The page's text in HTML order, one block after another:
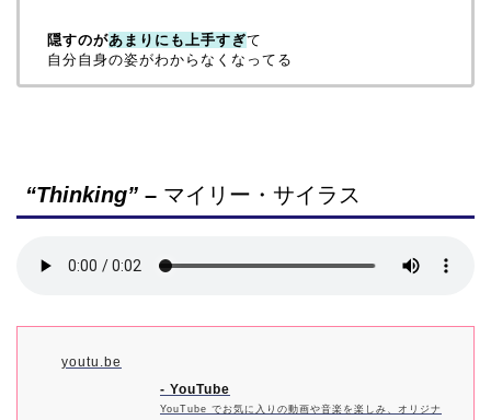
隠すのがあまりにも上手すぎて
“Thinking” – マイリー・サイラス
youtu.be
- YouTube
YouTube でお気に入りの動画や音楽を楽しみ、オリジナ